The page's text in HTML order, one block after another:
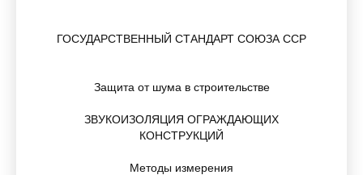
ГОСУДАРСТВЕННЫЙ СТАНДАРТ СОЮЗА ССР
Защита от шума в строительстве
ЗВУКОИЗОЛЯЦИЯ ОГРАЖДАЮЩИХ
КОНСТРУКЦИЙ
Методы измерения